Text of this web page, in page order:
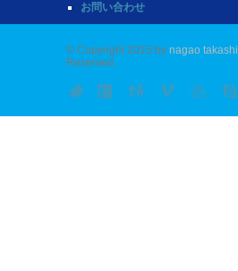
お問い合わせ
© Copyright 2015 by nagao takashi
Reserved.